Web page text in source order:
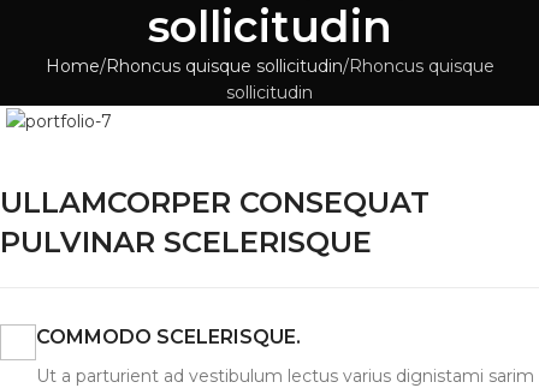
sollicitudin
Home Rhoncus quisque sollicitudin Rhoncus quisque
sollicitudin
ULLAMCORPER CONSEQUAT
PULVINAR SCELERISQUE
COMMODO SCELERISQUE.
Ut a parturient ad vestibulum lectus varius dignistami sarim